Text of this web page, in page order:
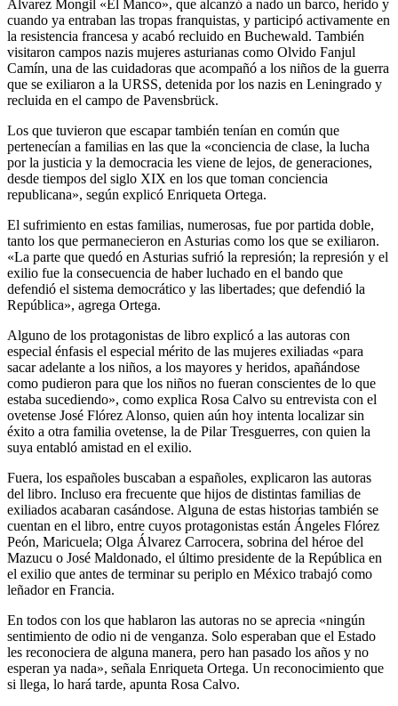
Álvarez Mongil «El Manco», que alcanzó a nado un barco, herido y
cuando ya entraban las tropas franquistas, y participó activamente en
la resistencia francesa y acabó recluido en Buchewald. También
visitaron campos nazis mujeres asturianas como Olvido Fanjul
Camín, una de las cuidadoras que acompañó a los niños de la guerra
que se exiliaron a la URSS, detenida por los nazis en Leningrado y
recluida en el campo de Pavensbrück.
Los que tuvieron que escapar también tenían en común que
pertenecían a familias en las que la «conciencia de clase, la lucha
por la justicia y la democracia les viene de lejos, de generaciones,
desde tiempos del siglo XIX en los que toman conciencia
republicana», según explicó Enriqueta Ortega.
El sufrimiento en estas familias, numerosas, fue por partida doble,
tanto los que permanecieron en Asturias como los que se exiliaron.
«La parte que quedó en Asturias sufrió la represión; la represión y el
exilio fue la consecuencia de haber luchado en el bando que
defendió el sistema democrático y las libertades; que defendió la
República», agrega Ortega.
Alguno de los protagonistas de libro explicó a las autoras con
especial énfasis el especial mérito de las mujeres exiliadas «para
sacar adelante a los niños, a los mayores y heridos, apañándose
como pudieron para que los niños no fueran conscientes de lo que
estaba sucediendo», como explica Rosa Calvo su entrevista con el
ovetense José Flórez Alonso, quien aún hoy intenta localizar sin
éxito a otra familia ovetense, la de Pilar Tresguerres, con quien la
suya entabló amistad en el exilio.
Fuera, los españoles buscaban a españoles, explicaron las autoras
del libro. Incluso era frecuente que hijos de distintas familias de
exiliados acabaran casándose. Alguna de estas historias también se
cuentan en el libro, entre cuyos protagonistas están Ángeles Flórez
Peón, Maricuela; Olga Álvarez Carrocera, sobrina del héroe del
Mazucu o José Maldonado, el último presidente de la República en
el exilio que antes de terminar su periplo en México trabajó como
leñador en Francia.
En todos con los que hablaron las autoras no se aprecia «ningún
sentimiento de odio ni de venganza. Solo esperaban que el Estado
les reconociera de alguna manera, pero han pasado los años y no
esperan ya nada», señala Enriqueta Ortega. Un reconocimiento que
si llega, lo hará tarde, apunta Rosa Calvo.